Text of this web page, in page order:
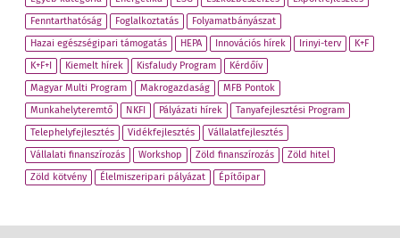
Fenntarthatóság
Foglalkoztatás
Folyamatbányászat
Hazai egészségipari támogatás
HEPA Innovációs hírek Irinyi-terv
K+F
K+F+I
Kiemelt hírek Kisfaludy Program
Kérdőív
Magyar Multi Program
Makrogazdaság
MFB Pontok
Munkahelyteremtő
NKFI Pályázati hírek
Tanyafejlesztési Program
Telephelyfejlesztés
Vidékfejlesztés
Vállalatfejlesztés
Vállalati finanszírozás
Workshop Zöld finanszírozás
Zöld hitel
Zöld kötvény
Élelmiszeripari pályázat Építőipar